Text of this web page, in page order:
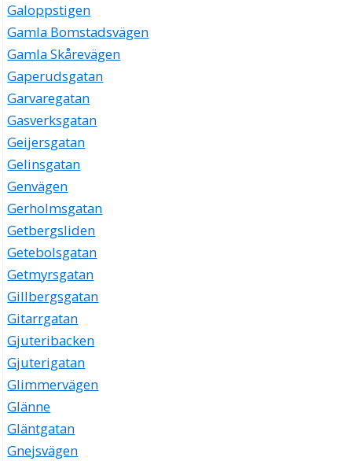
Galoppstigen
Gamla Bomstadsvägen
Gamla Skårevägen
Gaperudsgatan
Garvaregatan
Gasverksgatan
Geijersgatan
Gelinsgatan
Genvägen
Gerholmsgatan
Getbergsliden
Getebolsgatan
Getmyrsgatan
Gillbergsgatan
Gitarrgatan
Gjuteribacken
Gjuterigatan
Glimmervägen
Glänne
Gläntgatan
Gnejsvägen